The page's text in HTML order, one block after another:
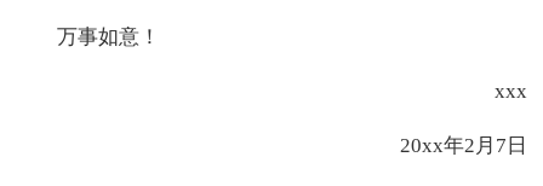
万事如意！
xxx
20xx年2月7日